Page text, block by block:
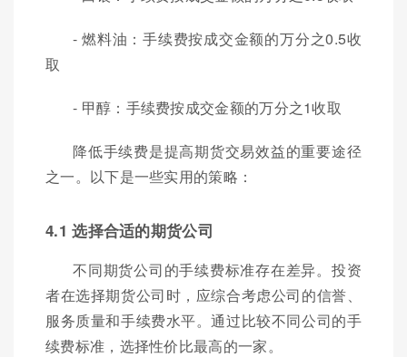
- 燃料油：手续费按成交金额的万分之0.5收
取
- 甲醇：手续费按成交金额的万分之1收取
降低手续费是提高期货交易效益的重要途径
之一。以下是一些实用的策略：
4.1 选择合适的期货公司
不同期货公司的手续费标准存在差异。投资
者在选择期货公司时，应综合考虑公司的信誉、
服务质量和手续费水平。通过比较不同公司的手
续费标准，选择性价比最高的一家。